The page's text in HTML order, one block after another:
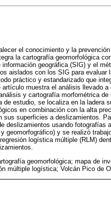
el conocimiento y la
la cartografía geomorfológica
geográfica (SIG) y el
aislados con los SIG para
práctico y estandarizado que
muestra el análisis llevado
y cartografía morfométrica
de estudio, se localiza en la ladera
en combinación con la alta
sus superficies a deslizamientos.
deslizamientos usando
geomorfográfico) y se realizó
logística múltiple (RLM)
geomorfológica; mapa de
múltiple logística; Volcán Pico de